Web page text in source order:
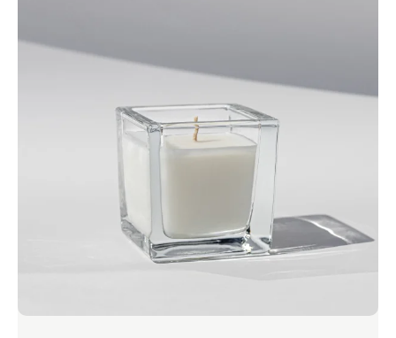
w wyniku mechanicznego prasowania
stopionego szkła w formie za pomocą
wytłocznika. Zarówno forma, jak
i wytłocznik mogą posiadać grawer,
który nadaje wyrobom unikatowy
wygląd. Dzięki tej technologii powstają:
Szklanki
Kubki szklane
Wazony
Pojemniki na świece